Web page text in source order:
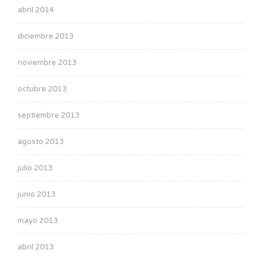
abril 2014
diciembre 2013
noviembre 2013
octubre 2013
septiembre 2013
agosto 2013
julio 2013
junio 2013
mayo 2013
abril 2013